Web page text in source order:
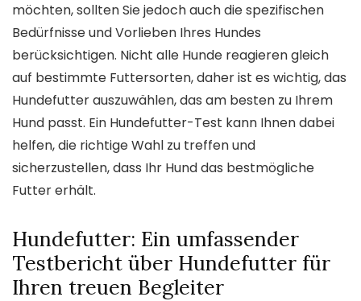
möchten, sollten Sie jedoch auch die spezifischen
Bedürfnisse und Vorlieben Ihres Hundes
berücksichtigen. Nicht alle Hunde reagieren gleich
auf bestimmte Futtersorten, daher ist es wichtig, das
Hundefutter auszuwählen, das am besten zu Ihrem
Hund passt. Ein Hundefutter-Test kann Ihnen dabei
helfen, die richtige Wahl zu treffen und
sicherzustellen, dass Ihr Hund das bestmögliche
Futter erhält.
Hundefutter: Ein umfassender
Testbericht über Hundefutter für
Ihren treuen Begleiter